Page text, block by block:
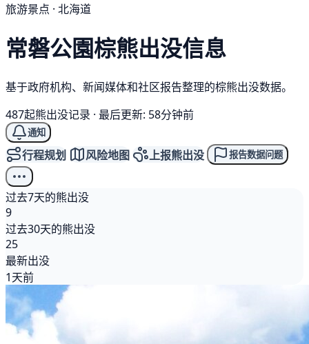
旅游景点 · 北海道
常磐公園棕熊出没信息
基于政府机构、新闻媒体和社区报告整理的棕熊出没数据。
487起熊出没记录 · 最后更新: 58分钟前
通知
行程规划 风险地图 上报熊出没 报告数据问题
过去7天的熊出没
9
过去30天的熊出没
25
最新出没
1天前